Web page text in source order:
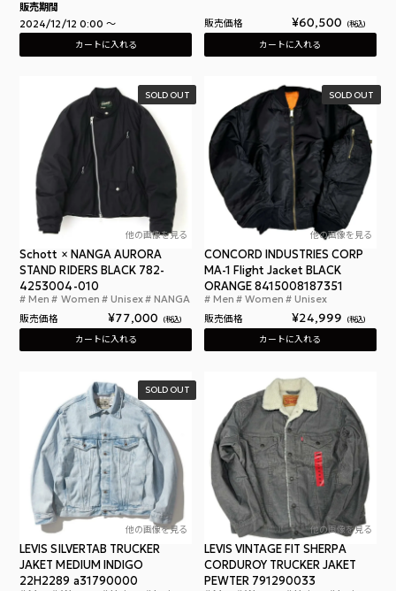
販売期間
2024/12/12 0:00 〜
カートに入れる
販売価格 ¥60,500 税込
カートに入れる
他の画像を見る
ショット × ナンガ オーロラスタンド ライダース
Schott × NANGA AURORA
STAND RIDERS BLACK 782-
4253004-010
Men Women Unisex NANGA
販売価格 ¥77,000 税込
SOLD OUT
カートに入れる
他の画像を見る
CONCORD INDUSTRIES CORP
MA-1 Flight Jacket BLACK
ORANGE 8415008187351
Men Women Unisex
販売価格 ¥24,999 税込
SOLD OUT
カートに入れる
他の画像を見る
LEVIS SILVERTAB TRUCKER
JAKET MEDIUM INDIGO
22H2289 a31790000
SOLD OUT
他の画像を見る
LEVIS VINTAGE FIT SHERPA
CORDUROY TRUCKER JAKET
PEWTER 791290033